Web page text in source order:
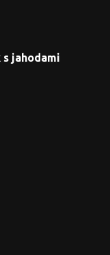
jahodami